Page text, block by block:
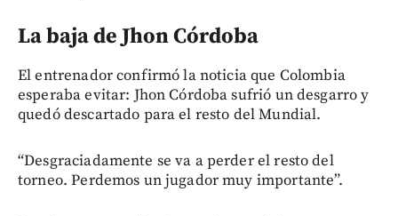
La baja de Jhon Córdoba
El entrenador confirmó la noticia que Colombia
esperaba evitar: Jhon Córdoba sufrió un desgarro y
quedó descartado para el resto del Mundial.
“Desgraciadamente se va a perder el resto del
torneo. Perdemos un jugador muy importante”.